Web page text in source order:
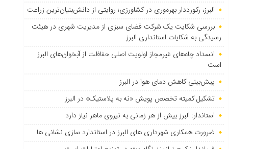
البرز، رکورددار بهره‌وری در کشاورزی؛ روایتی از دانش‌بنیان‌ترین زراعت
بررسی شکایت یک شرکت فضای سبزی از مدیریت شهری در هیئت
رسیدگی به شکایات استانداری البرز
انسداد چاه‌های غیرمجاز اولویت اصلی حفاظت از آبخوان‌های البرز
است
پیش‌بینی کاهش دمای هوا در البرز
تشکیل کمیته تخصص پویش «نه به پلاستیک» در البرز
استاندار: البرز بیش از هر زمانی به نیروی ماهر نیاز دارد
ضرورت همکاری شهرداری های البرز در استاندارد سازی نشانی ها